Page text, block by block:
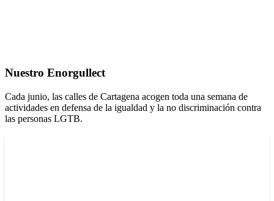
Nuestro Enorgullect
Cada junio, las calles de Cartagena acogen toda una semana de
actividades en defensa de la igualdad y la no discriminación contra
las personas LGTB.